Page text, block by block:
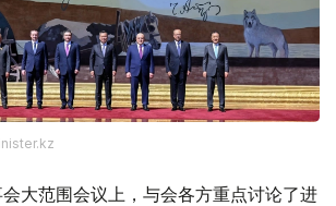
大范围会议上，与会各方重点讨论了进